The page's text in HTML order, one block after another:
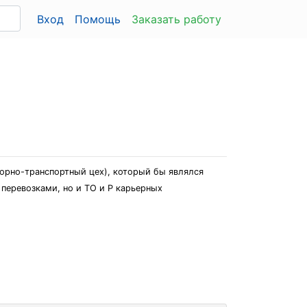
Вход Помощь Заказать работу
транспортный цех), который бы являлся
но и ТО и Р карьерных